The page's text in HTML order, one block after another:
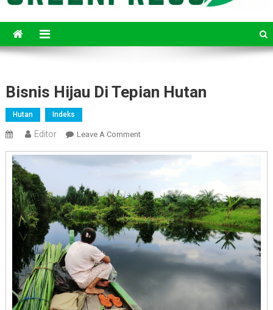
Bisnis Hijau Di Tepian Hutan
Hutan Indeks
Editor Leave A CommentOn
Hijau
Tepian
Hutan